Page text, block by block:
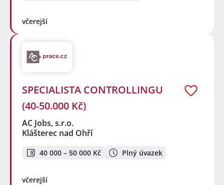
včerejší
SPECIALISTA CONTROLLINGU
(40-50.000 Kč)
AC Jobs, s.r.o.
Klášterec nad Ohří
40 000 – 50 000 Kč Plný úvazek
včerejší